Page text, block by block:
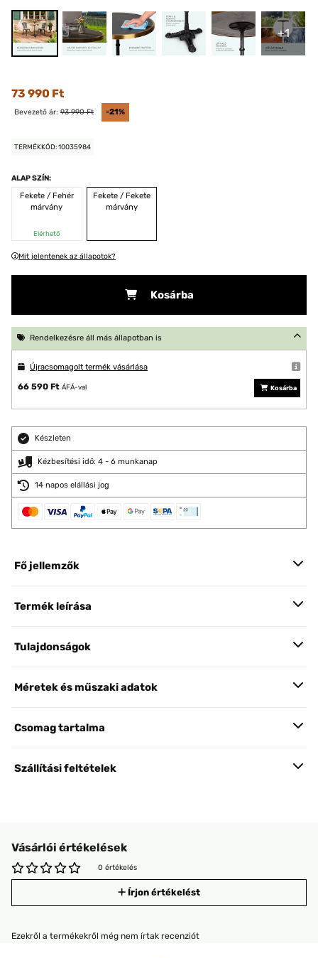
+1
73 990 Ft
Bevezető ár: 93 990 Ft -21%
TERMÉKKÓD: 10035984
ALAP SZÍN:
Fekete / Fehér
márvány
Elérhető
Fekete / Fekete
márvány
Mit jelentenek az állapotok?
Kosárba
Rendelkezésre áll más állapotban is
Újracsomagolt termék vásárlása
66 590 Ft ÁFÁ-val Kosárba
Készleten
Kézbesítési idő: 4 - 6 munkanap
14 napos elállási jog
Fő jellemzők
Termék leírása
Tulajdonságok
Méretek és műszaki adatok
Csomag tartalma
Szállítási feltételek
Vásárlói értékelések
0 értékelés
Írjon értékelést
Ezekről a termékekről még nem írtak recenziót